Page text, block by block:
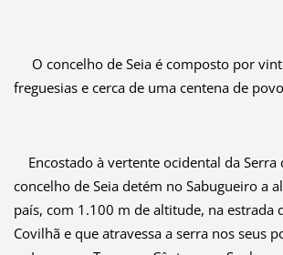
O concelho de Seia é composto por
freguesias e cerca de uma centena de
Encostado à vertente ocidental da Serra
concelho de Seia detém no Sabugueiro a
país, com 1.100 m de altitude, na estrada
Covilhã e que atravessa a serra nos seus